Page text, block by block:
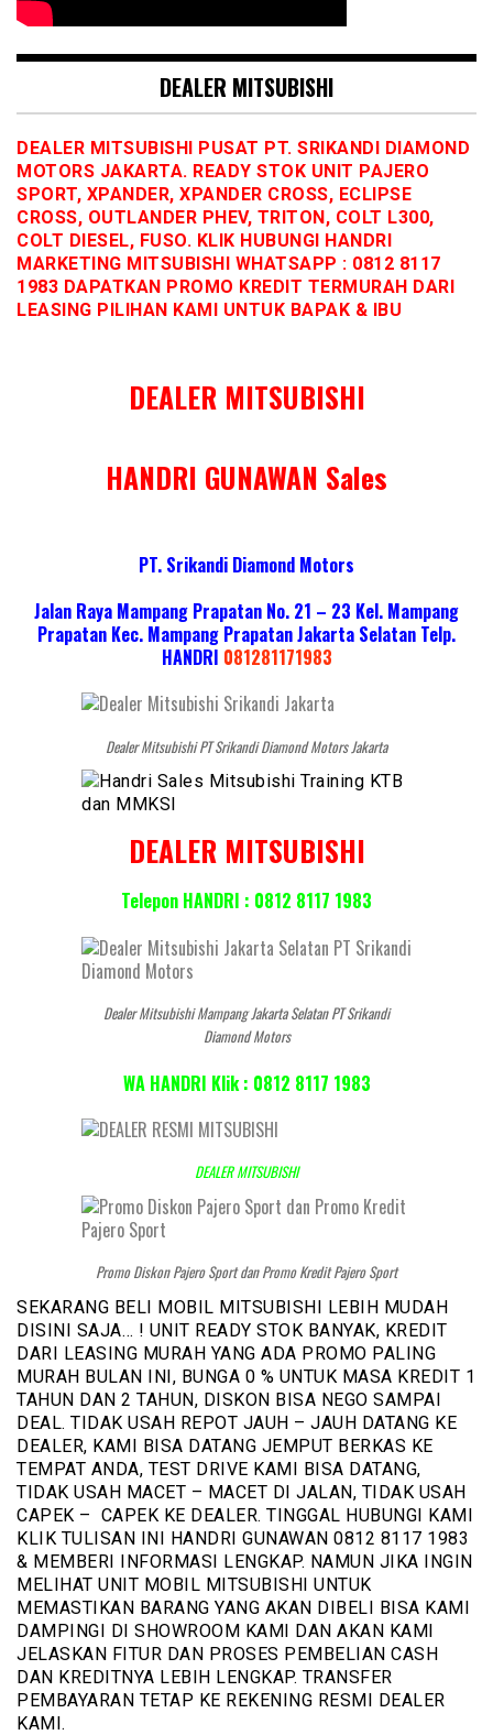
DEALER MITSUBISHI
DEALER MITSUBISHI PUSAT PT. SRIKANDI DIAMOND
MOTORS JAKARTA. READY STOK UNIT PAJERO
SPORT, XPANDER, XPANDER CROSS, ECLIPSE
CROSS, OUTLANDER PHEV, TRITON, COLT L300,
COLT DIESEL, FUSO. KLIK HUBUNGI HANDRI
MARKETING MITSUBISHI WHATSAPP : 0812 8117
1983 DAPATKAN PROMO KREDIT TERMURAH DARI
LEASING PILIHAN KAMI UNTUK BAPAK & IBU
DEALER MITSUBISHI
HANDRI GUNAWAN Sales
PT. Srikandi Diamond Motors
Jalan Raya Mampang Prapatan No. 21 – 23 Kel. Mampang
Prapatan Kec. Mampang Prapatan Jakarta Selatan Telp.
HANDRI 081281171983
Dealer Mitsubishi PT Srikandi Diamond Motors Jakarta
DEALER MITSUBISHI
Telepon HANDRI : 0812 8117 1983
Dealer Mitsubishi Mampang Jakarta Selatan PT Srikandi
Diamond Motors
WA HANDRI Klik : 0812 8117 1983
DEALER MITSUBISHI
Promo Diskon Pajero Sport dan Promo Kredit Pajero Sport
SEKARANG BELI MOBIL MITSUBISHI LEBIH MUDAH
DISINI SAJA… ! UNIT READY STOK BANYAK, KREDIT
DARI LEASING MURAH YANG ADA PROMO PALING
MURAH BULAN INI, BUNGA 0 % UNTUK MASA KREDIT 1
TAHUN DAN 2 TAHUN, DISKON BISA NEGO SAMPAI
DEAL. TIDAK USAH REPOT JAUH – JAUH DATANG KE
DEALER, KAMI BISA DATANG JEMPUT BERKAS KE
TEMPAT ANDA, TEST DRIVE KAMI BISA DATANG,
TIDAK USAH MACET – MACET DI JALAN, TIDAK USAH
CAPEK – CAPEK KE DEALER. TINGGAL HUBUNGI KAMI
KLIK TULISAN INI HANDRI GUNAWAN 0812 8117 1983
& MEMBERI INFORMASI LENGKAP. NAMUN JIKA INGIN
MELIHAT UNIT MOBIL MITSUBISHI UNTUK
MEMASTIKAN BARANG YANG AKAN DIBELI BISA KAMI
DAMPINGI DI SHOWROOM KAMI DAN AKAN KAMI
JELASKAN FITUR DAN PROSES PEMBELIAN CASH
DAN KREDITNYA LEBIH LENGKAP. TRANSFER
PEMBAYARAN TETAP KE REKENING RESMI DEALER
KAMI.